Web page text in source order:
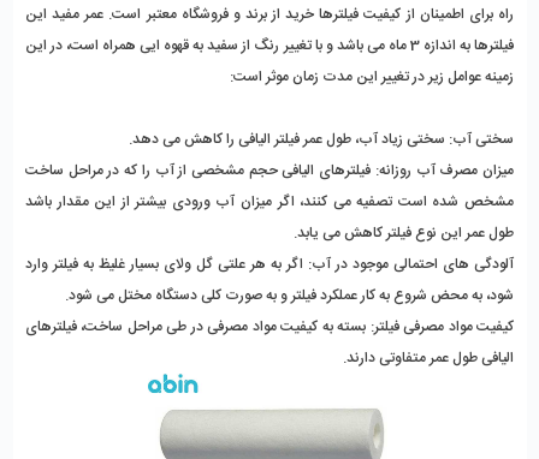
راه برای اطمینان از کیفیت فیلترها خرید از برند و فروشگاه معتبر است. عمر مفید این
فیلترها به اندازه 3 ماه می باشد و با تغییر رنگ از سفید به قهوه ایی همراه است، در این
زمینه عوامل زیر در تغییر این مدت زمان موثر است:
سختی آب: سختی زیاد آب، طول عمر فیلتر الیافی را کاهش می دهد.
میزان مصرف آب روزانه: فیلترهای الیافی حجم مشخصی از آب را که در مراحل ساخت
مشخص شده است تصفیه می کنند، اگر میزان آب ورودی بیشتر از این مقدار باشد
طول عمر این نوع فیلتر کاهش می یابد.
آلودگی های احتمالی موجود در آب: اگر به هر علتی گل ولای بسیار غلیظ به فیلتر وارد
شود، به محض شروع به کار عملکرد فیلتر و به صورت کلی دستگاه مختل می شود.
کیفیت مواد مصرفی فیلتر: بسته به کیفیت مواد مصرفی در طی مراحل ساخت، فیلترهای
الیافی طول عمر متفاوتی دارند.